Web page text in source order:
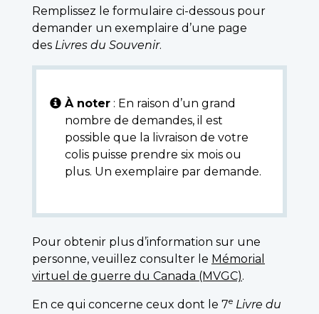
Remplissez le formulaire ci-dessous pour
demander un exemplaire d’une page
des Livres du Souvenir.
À noter : En raison d’un grand
nombre de demandes, il est
possible que la livraison de votre
colis puisse prendre six mois ou
plus. Un exemplaire par demande.
Pour obtenir plus d’information sur une
personne, veuillez consulter le Mémorial
virtuel de guerre du Canada (MVGC).
En ce qui concerne ceux dont le 7e Livre du